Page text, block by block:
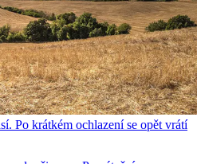
Po krátkém ochlazení se opět vrátí